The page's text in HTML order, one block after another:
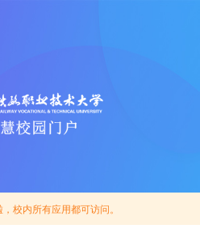
校内所有应用都可访问。